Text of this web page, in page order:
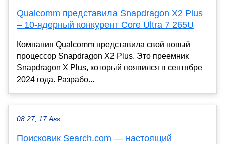
Qualcomm представила Snapdragon X2 Plus
– 10-ядерный конкурент Core Ultra 7 265U
Компания Qualcomm представила свой новый
процессор Snapdragon X2 Plus. Это преемник
Snapdragon X Plus, который появился в сентябре
2024 года. Разрабо...
08:27, 17 Авг
Поисковик Search.com — настоящий